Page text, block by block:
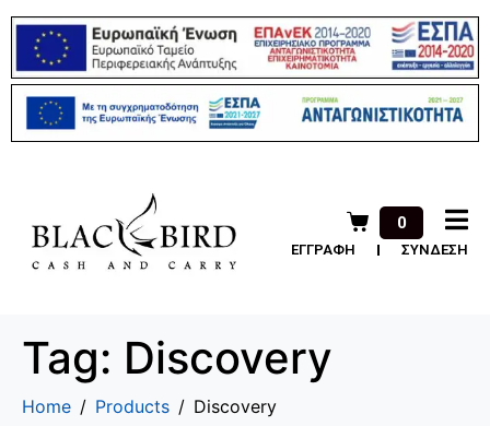
0
ΕΓΓΡΑΦΗ ΣΥΝΔΕΣΗ
Tag: Discovery
Home Products Discovery